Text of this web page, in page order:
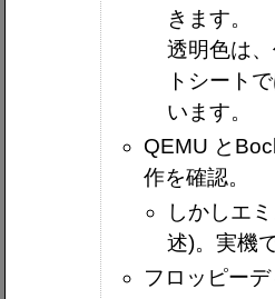
きます。
透明色は
トシート
います。
QEMU と
作を確認。
しかしエ
述)。実機
フロッピー